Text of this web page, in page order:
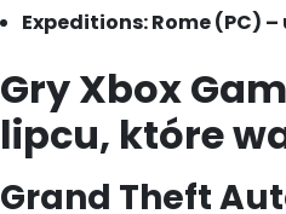
Expeditions: Rome (PC)
Gry Xbox
lipcu, które
Grand Theft